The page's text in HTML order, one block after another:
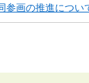
参画の推進につい